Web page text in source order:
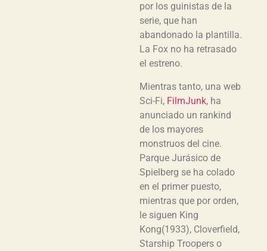
por los guinistas de la
serie, que han
abandonado la plantilla.
La Fox no ha retrasado
el estreno.
Mientras tanto, una web
Sci-Fi, FilmJunk, ha
anunciado un rankind
de los mayores
monstruos del cine.
Parque Jurásico de
Spielberg se ha colado
en el primer puesto,
mientras que por orden,
le siguen King
Kong(1933), Cloverfield,
Starship Troopers o